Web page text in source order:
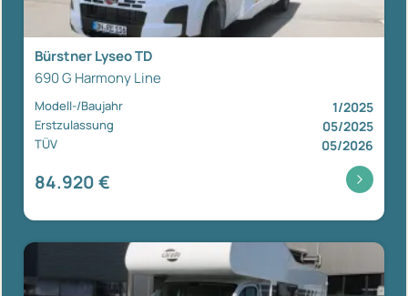
Bürstner Lyseo TD
690 G Harmony Line
Modell-/Baujahr 1/2025
Erstzulassung 05/2025
TÜV 05/2026
84.920 €